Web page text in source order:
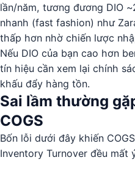
lần/năm, tương đương DIO
nhanh (fast fashion) như
thấp hơn nhờ chiến lược
Nếu DIO của bạn cao hơn
tín hiệu cần xem lại chính
khấu đẩy hàng tồn.
Sai lầm thường
COGS
Bốn lỗi dưới đây khiến
Inventory Turnover đều mất